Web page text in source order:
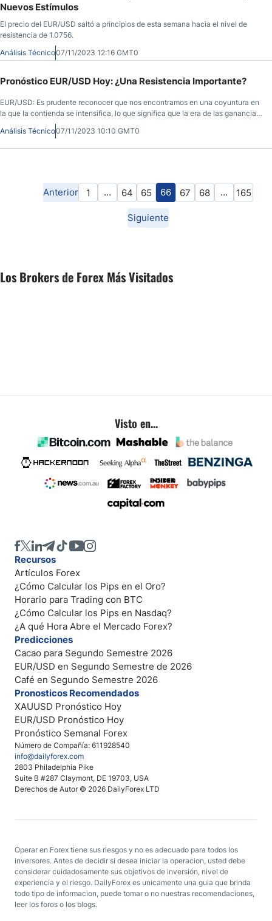
Nuevos Estímulos
El precio del EUR/USD saltó a principios de esta semana hacia el nivel de
resistencia de 1.0756.
Análisis Técnico07/11/2023 12:16 GMT0
Pronóstico EUR/USD Hoy: ¿Una Resistencia Importante?
EUR/USD: Es prudente reconocer que nos encontramos en una coyuntura en
la que la contienda se intensifica, lo que significa que la era de las ganancias
fáciles puede haber llegado a su fin.
Análisis Técnico07/11/2023 10:10 GMT0
Anterior 1 … 64 65 66 67 68 … 165
Siguiente
Los Brokers de Forex Más Visitados
Visto en...
Número de Compañía: 611928540
info@dailyforex.com
2803 Philadelphia Pike
Suite B #287 Claymont, DE 19703, USA
Derechos de Autor © 2026 DailyForex LTD
Recursos
Artículos Forex
¿Cómo Calcular los Pips en el Oro?
Horario para Trading con BTC
¿Cómo Calcular los Pips en Nasdaq?
¿A qué Hora Abre el Mercado Forex?
Predicciones
Cacao para Segundo Semestre 2026
EUR/USD en Segundo Semestre de 2026
Café en Segundo Semestre 2026
Pronosticos Recomendados
XAUUSD Pronóstico Hoy
EUR/USD Pronóstico Hoy
Pronóstico Semanal Forex
Operar en Forex tiene sus riesgos y no es adecuado para todos los
inversores. Antes de decidir si desea iniciar la operacion, usted debe
considerar cuidadosamente sus objetivos de inversión, nivel de
experiencia y el riesgo. DailyForex es unicamente una guia que brinda
todo tipo de informacion, puede tomar o no nuestras recomendaciones,
leer los foros o los blogs.